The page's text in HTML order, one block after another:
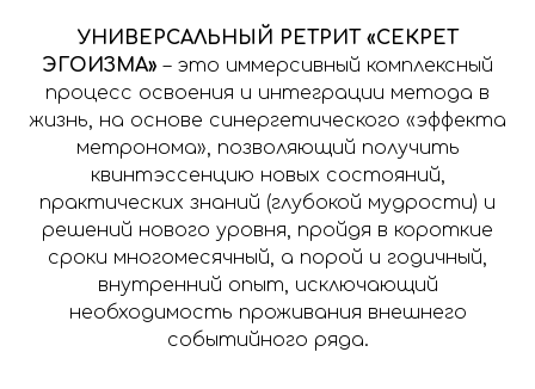
УНИВЕРСАЛЬНЫЙ РЕТРИТ «СЕКРЕТ
ЭГОИЗМА» – это иммерсивный комплексный
процесс освоения и интеграции метода в
жизнь, на основе синергетического «эффекта
метронома», позволяющий получить
квинтэссенцию новых состояний,
практических знаний (глубокой мудрости) и
решений нового уровня, пройдя в короткие
сроки многомесячный, а порой и годичный,
внутренний опыт, исключающий
необходимость проживания внешнего
событийного ряда.